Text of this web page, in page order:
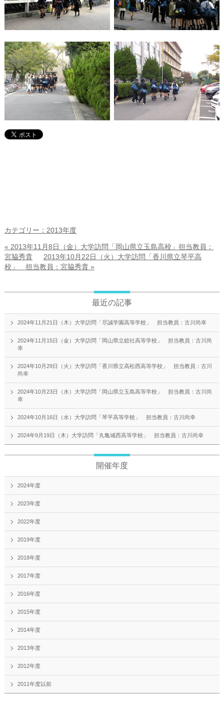
カテゴリー：2013年度
« 2013年11月8日（金）大学訪問「岡山県立玉島高校」担当教員：
宮脇秀貴
2013年10月22日（火）大学訪問「香川県立琴平高
校」 担当教員：宮脇秀貴 »
最近の記事
2024年11月21日（木）大学訪問「尽誠学園高等学校」 担当教員：古川尚幸
2024年11月15日（金）大学訪問「岡山県立総社高等学校」 担当教員：古川尚
幸
2024年10月29日（火）大学訪問「香川県立高松西高等学校」 担当教員：古川
尚幸
2024年10月23日（水）大学訪問「岡山県立玉島高等学校」 担当教員：古川尚
幸
2024年10月16日（水）大学訪問「琴平高等学校」 担当教員：古川尚幸
2024年9月19日（木）大学訪問「丸亀城西高等学校」 担当教員：古川尚幸
開催年度
2024年度
2023年度
2022年度
2019年度
2018年度
2017年度
2016年度
2015年度
2014年度
2013年度
2012年度
2011年度以前